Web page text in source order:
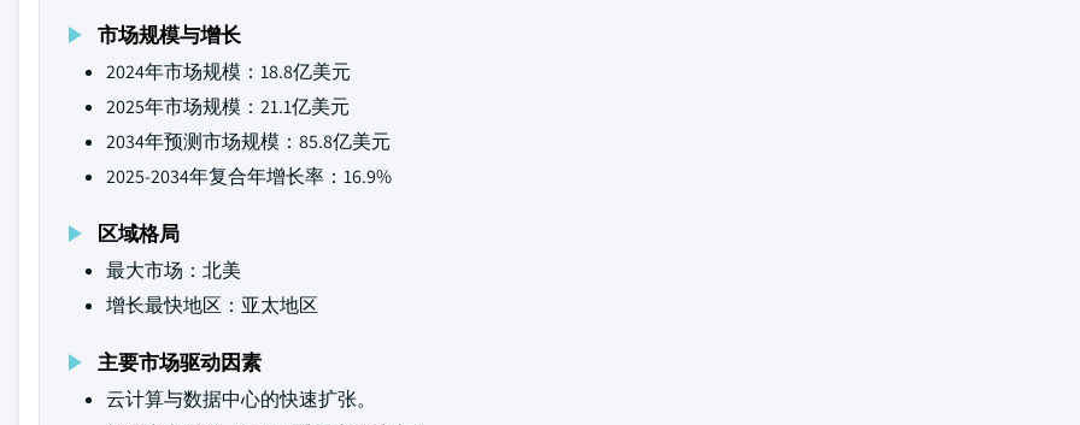
市场规模与增长
2024年市场规模：18.8亿美元
2025年市场规模：21.1亿美元
2034年预测市场规模：85.8亿美元
2025-2034年复合年增长率：16.9%
区域格局
最大市场：北美
增长最快地区：亚太地区
主要市场驱动因素
云计算与数据中心的快速扩张。